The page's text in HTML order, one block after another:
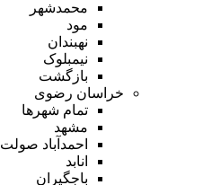
محمدشهر
مود
نهبندان
نیمبلوک
بازگشت
خراسان رضوی
تمام شهر‌ها
مشهد
احمدآباد صولت
انابد
باجگیران